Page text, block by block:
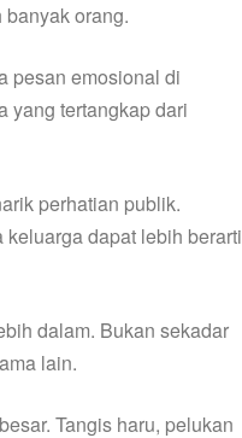
orang.
pesan emosional di
yang tertangkap dari
perhatian publik.
dapat lebih berarti
dalam. Bukan sekadar
lain.
Tangis haru, pelukan